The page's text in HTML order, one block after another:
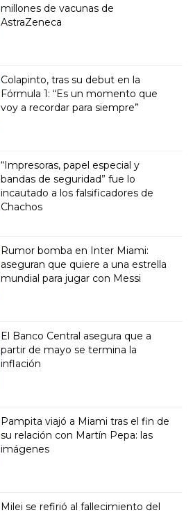
millones de vacunas de
AstraZeneca
Colapinto, tras su debut en la
Fórmula 1: “Es un momento que
voy a recordar para siempre”
“Impresoras, papel especial y
bandas de seguridad” fue lo
incautado a los falsificadores de
Chachos
Rumor bomba en Inter Miami:
aseguran que quiere a una estrella
mundial para jugar con Messi
El Banco Central asegura que a
partir de mayo se termina la
inflación
Pampita viajó a Miami tras el fin de
su relación con Martín Pepa: las
imágenes
Milei se refirió al fallecimiento del